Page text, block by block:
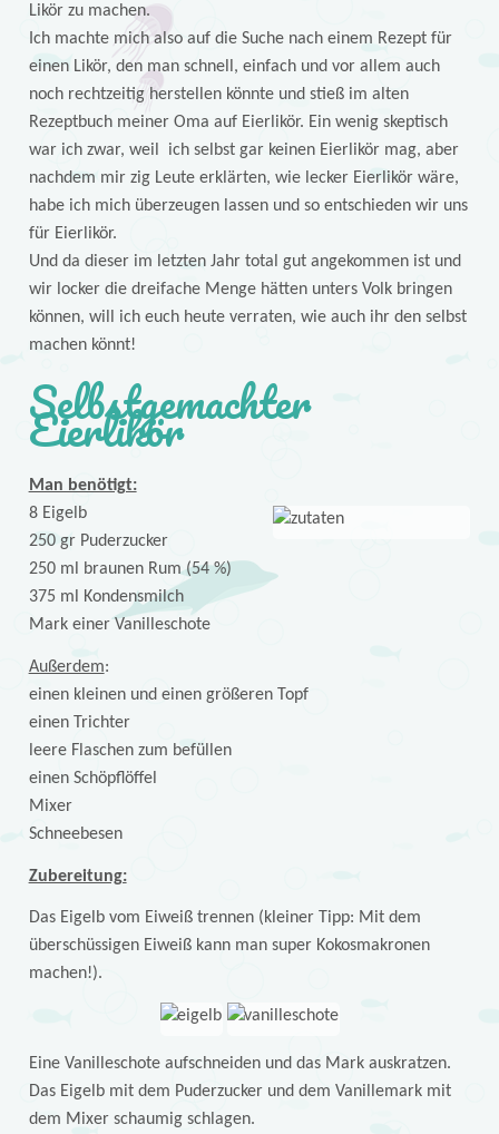
Likör zu machen.
Ich machte mich also auf die Suche nach einem Rezept für
einen Likör, den man schnell, einfach und vor allem auch
noch rechtzeitig herstellen könnte und stieß im alten
Rezeptbuch meiner Oma auf Eierlikör. Ein wenig skeptisch
war ich zwar, weil ich selbst gar keinen Eierlikör mag, aber
nachdem mir zig Leute erklärten, wie lecker Eierlikör wäre,
habe ich mich überzeugen lassen und so entschieden wir uns
für Eierlikör.
Und da dieser im letzten Jahr total gut angekommen ist und
wir locker die dreifache Menge hätten unters Volk bringen
können, will ich euch heute verraten, wie auch ihr den selbst
machen könnt!
Selbstgemachter
Eierlikör
Man benötigt:
8 Eigelb
250 gr Puderzucker
250 ml braunen Rum (54 %)
375 ml Kondensmilch
Mark einer Vanilleschote
Außerdem:
einen kleinen und einen größeren Topf
einen Trichter
leere Flaschen zum befüllen
einen Schöpflöffel
Mixer
Schneebesen
Zubereitung:
Das Eigelb vom Eiweiß trennen (kleiner Tipp: Mit dem
überschüssigen Eiweiß kann man super Kokosmakronen
machen!).
Eine Vanilleschote aufschneiden und das Mark auskratzen.
Das Eigelb mit dem Puderzucker und dem Vanillemark mit
dem Mixer schaumig schlagen.